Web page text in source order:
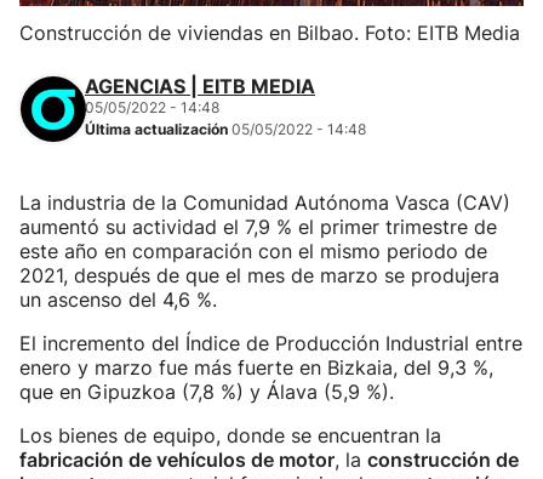
Construcción de viviendas en Bilbao. Foto: EITB Media
AGENCIAS | EITB MEDIA
05/05/2022 - 14:48
Última actualización 05/05/2022 - 14:48
La industria de la Comunidad Autónoma Vasca (CAV)
aumentó su actividad el 7,9 % el primer trimestre de
este año en comparación con el mismo periodo de
2021, después de que el mes de marzo se produjera
un ascenso del 4,6 %.
El incremento del Índice de Producción Industrial entre
enero y marzo fue más fuerte en Bizkaia, del 9,3 %,
que en Gipuzkoa (7,8 %) y Álava (5,9 %).
Los bienes de equipo, donde se encuentran la
fabricación de vehículos de motor, la construcción de